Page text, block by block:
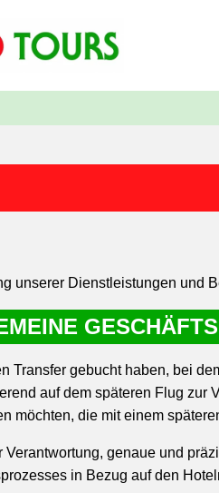
unserer Dienstleistungen und
Transfer gebucht haben, bei
auf dem späteren Flug zur
möchten, die mit einem
Verantwortung, genaue und
in Bezug auf den